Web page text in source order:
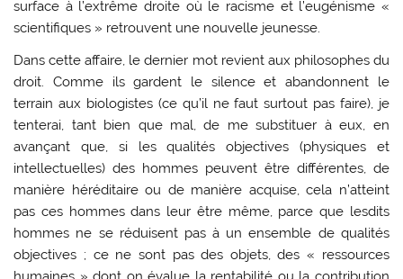
surface à l’extrême droite où le racisme et l’eugénisme «
scientifiques » retrouvent une nouvelle jeunesse.
Dans cette affaire, le dernier mot revient aux philosophes du
droit. Comme ils gardent le silence et abandonnent le
terrain aux biologistes (ce qu’il ne faut surtout pas faire), je
tenterai, tant bien que mal, de me substituer à eux, en
avançant que, si les qualités objectives (physiques et
intellectuelles) des hommes peuvent être différentes, de
manière héréditaire ou de manière acquise, cela n’atteint
pas ces hommes dans leur être même, parce que lesdits
hommes ne se réduisent pas à un ensemble de qualités
objectives ; ce ne sont pas des objets, des « ressources